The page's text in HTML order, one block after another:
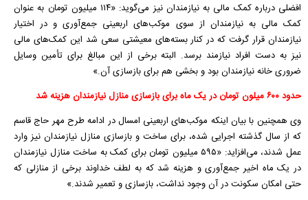
افضلی درباره کمک مالی به نیازمندان نیز می‌گوید: «۱۱۴ میلیون تومان به عنوان
کمک مالی به نیازمندان از سوی موکب‌های اربعینی جمع‌آوری و در اختیار
نیازمندان قرار گرفت که در کنار بسته‌های معیشتی سعی شد این کمک‌های مالی
نیز به دست افراد نیازمند برسد. البته برخی از این مبالغ برای تأمین وسایل
ضروری خانه نیازمندان بود و بخشی هم برای بازسازی آن.»
حدود ۶۰۰ میلون تومان در یک ماه برای بازسازی منازل نیازمندان هزینه شد
وی همچنین با بیان اینکه موکب‌های اربعینی امسال در ادامه طرح مهر حاجقاسم
که از سال گذشته اجرایی شده، برای ساخت و بازسازی منازل نیازمندان نیز وارد
عمل شدند، می‌افزاید: «۵۹۵ میلیون تومان برای کمک به ساخت منازل نیازمندان
در یک ماه اخیر جمع‌آوری و هزینه شد که به لطف خداوند برخی از منازلی که
حتی امکان سکونت در آن وجود نداشت، بازسازی و تعمیر شدند.»